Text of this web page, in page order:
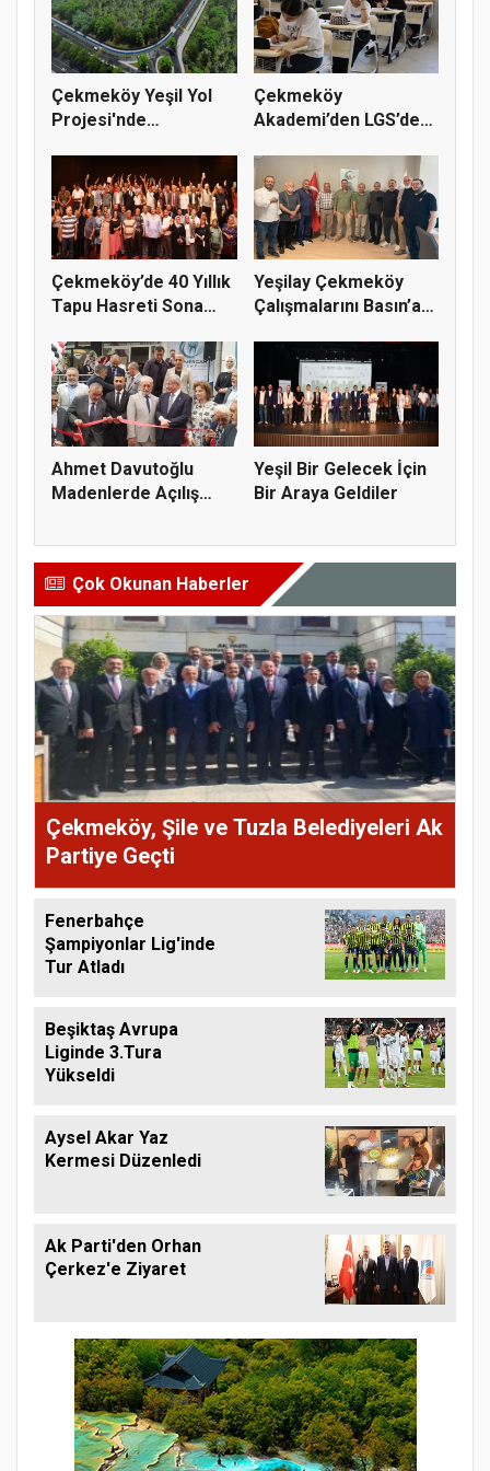
Çekmeköy Yeşil Yol
Projesi'nde
Çekmeköy
Akademi’den LGS’de
Çekmeköy’de 40 Yıllık
Tapu Hasreti Sona
Yeşilay Çekmeköy
Çalışmalarını Basın’a
Ahmet Davutoğlu
Madenlerde Açılış
Yeşil Bir Gelecek İçin
Bir Araya Geldiler
Çok Okunan Haberler
Çekmeköy, Şile ve Tuzla Belediyeleri Ak
Partiye Geçti
Fenerbahçe
Şampiyonlar Lig'inde
Tur Atladı
Beşiktaş Avrupa
Liginde 3.Tura
Yükseldi
Aysel Akar Yaz
Kermesi Düzenledi
Ak Parti'den Orhan
Çerkez'e Ziyaret